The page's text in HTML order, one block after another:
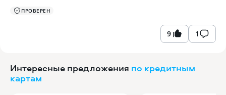
ПРОВЕРЕН
9 1
Интересные предложения по кредитным
картам